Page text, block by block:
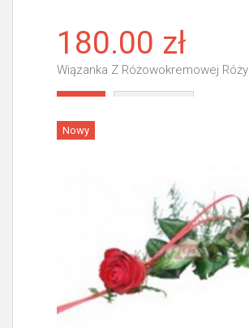
180.00 zł
Wiązanka Z Różowokremowej Róży
Nowy